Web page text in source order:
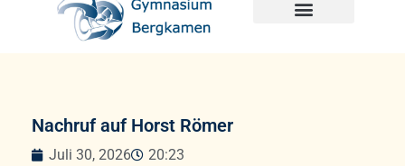
Nachruf auf Horst Römer
Juli 30, 2026 20:23